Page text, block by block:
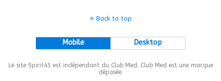
Back to top
Mobile Desktop
Le site Spirit45 est indépendant du Club Med. Club Med est une marque
déposée.